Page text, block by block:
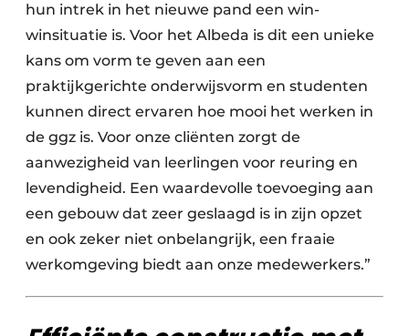
hun intrek in het nieuwe pand een win-
winsituatie is. Voor het Albeda is dit een unieke
kans om vorm te geven aan een
praktijkgerichte onderwijsvorm en studenten
kunnen direct ervaren hoe mooi het werken in
de ggz is. Voor onze cliënten zorgt de
aanwezigheid van leerlingen voor reuring en
levendigheid. Een waardevolle toevoeging aan
een gebouw dat zeer geslaagd is in zijn opzet
en ook zeker niet onbelangrijk, een fraaie
werkomgeving biedt aan onze medewerkers.”